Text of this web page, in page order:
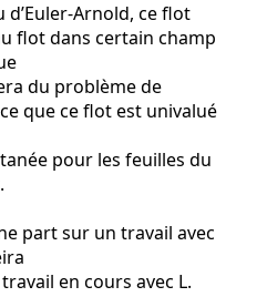
Arnold, ce flot
flot dans certain champ
du problème de
que ce flot est univalué
pour les feuilles du
part sur un travail avec
en cours avec L.